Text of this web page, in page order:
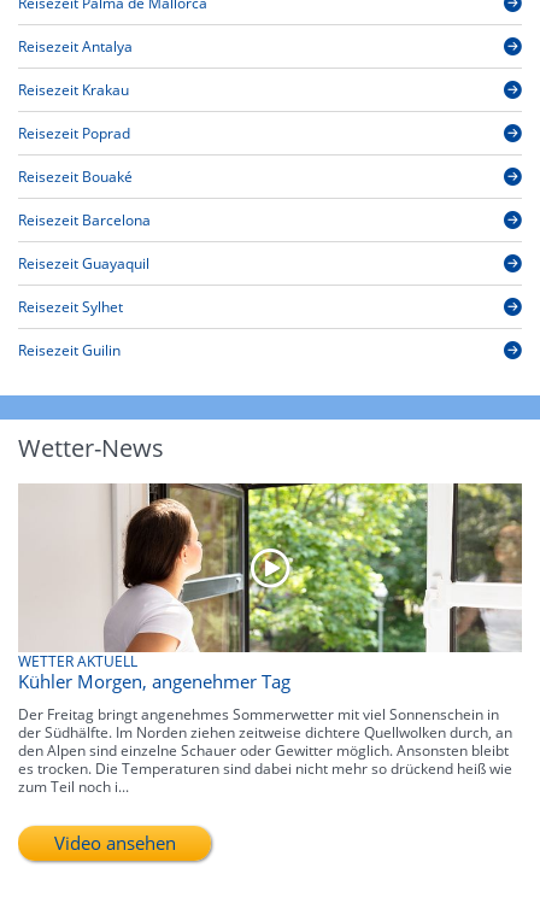
Reisezeit Antalya
Reisezeit Krakau
Reisezeit Poprad
Reisezeit Bouaké
Reisezeit Barcelona
Reisezeit Guayaquil
Reisezeit Sylhet
Reisezeit Guilin
Wetter-News
WETTER AKTUELL
Kühler Morgen, angenehmer Tag
Der Freitag bringt angenehmes Sommerwetter mit viel Sonnenschein in
der Südhälfte. Im Norden ziehen zeitweise dichtere Quellwolken durch, an
den Alpen sind einzelne Schauer oder Gewitter möglich. Ansonsten bleibt
es trocken. Die Temperaturen sind dabei nicht mehr so drückend heiß wie
zum Teil noch i...
Video ansehen